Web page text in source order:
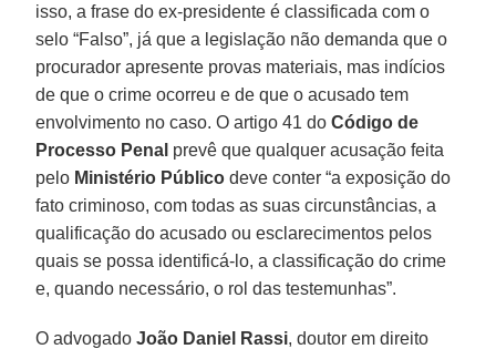
isso, a frase do ex-presidente é classificada com o
selo “Falso”, já que a legislação não demanda que o
procurador apresente provas materiais, mas indícios
de que o crime ocorreu e de que o acusado tem
envolvimento no caso. O artigo 41 doCódigo de
Processo Penal prevê que qualquer acusação feita
pelo Ministério Público deve conter “a exposição do
fato criminoso, com todas as suas circunstâncias, a
qualificação do acusado ou esclarecimentos pelos
quais se possa identificá-lo, a classificação do crime
e, quando necessário, o rol das testemunhas”.
O advogadoJoão Daniel Rassi, doutor em direito